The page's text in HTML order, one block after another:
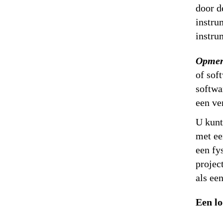
door
of
een
U
met
een
als
Een